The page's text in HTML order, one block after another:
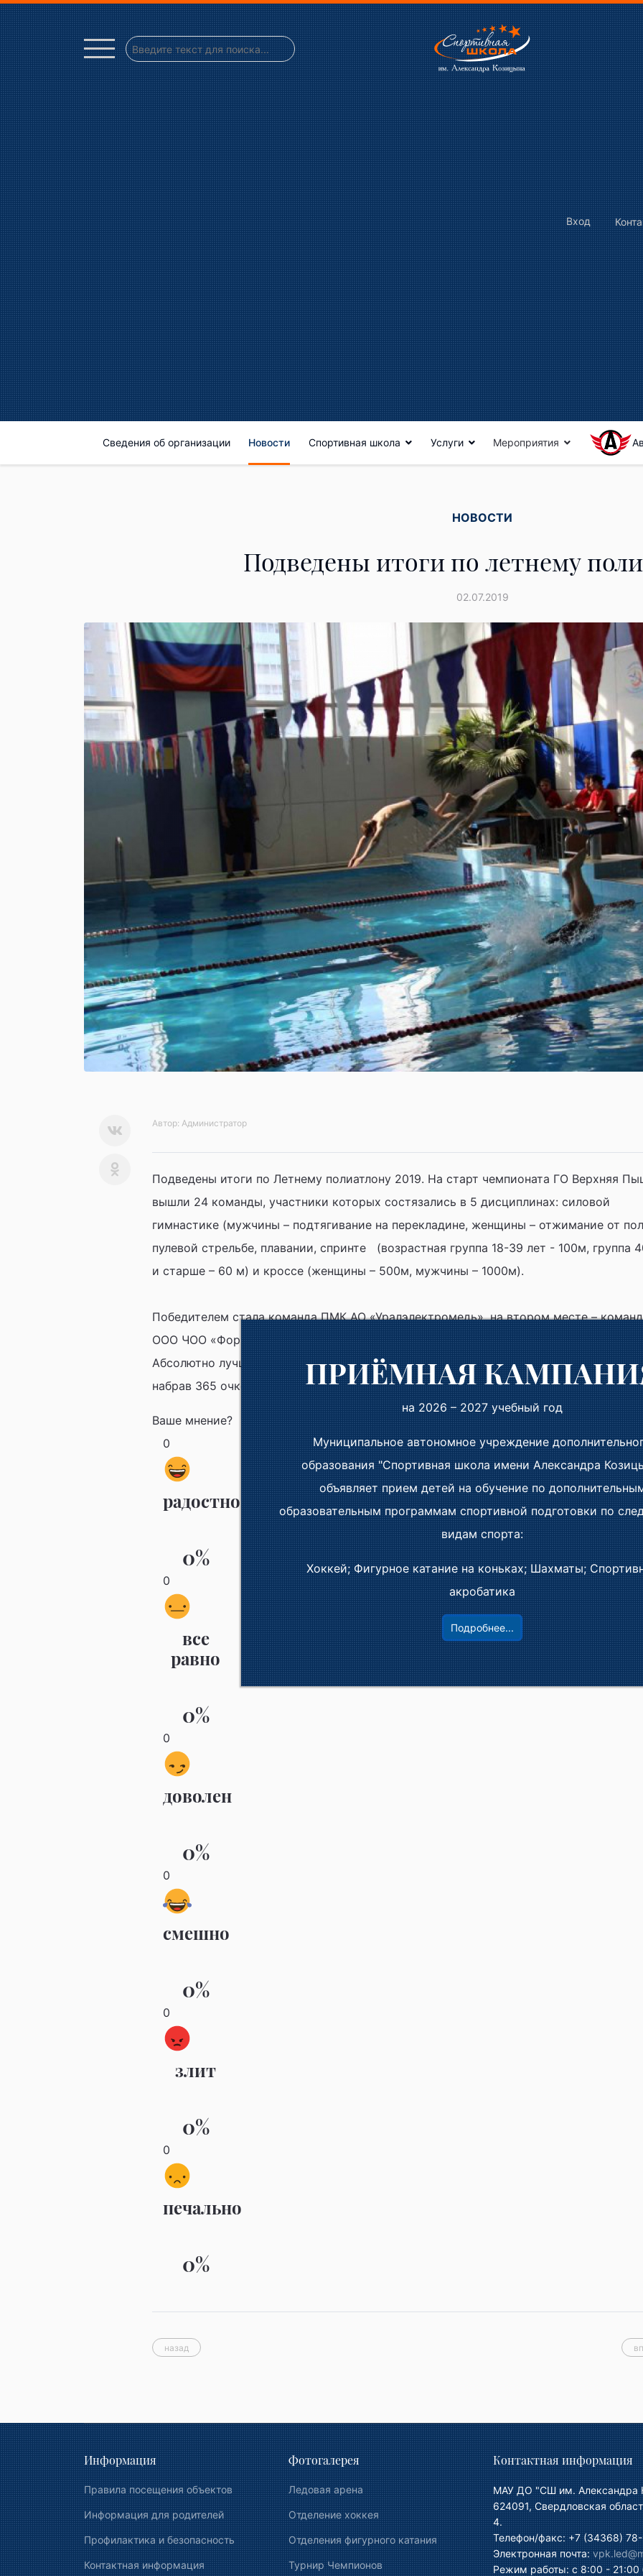
Вход
Сведения об организации Новости Спортивная школа Услуги Мероприятия
НОВОСТИ
Подведены итоги по летнему
02.07.2019
Автор: Администратор
Подведены итоги по Летнему полиатлону 2019. На старт чемпионата ГО Верхняя
вышли 24 команды, участники которых состязались в 5 дисциплинах: силовой
гимнастике (мужчины – подтягивание на перекладине, женщины – отжимание от
пулевой стрельбе, плавании, спринте (возрастная группа 18-39 лет - 100м, группа
и старше – 60 м) и кроссе (женщины – 500м, мужчины – 1000м).
Победителем стала команда ПМК АО «Уралэлектромедь», на втором месте –
ООО ЧОО «Форпост-УЭМ», на третьем - ООО «УЭМ-Теплосети».
Абсолютно лучший результат показал Мухаметов Вадим ЦЭМ (АО
набрав 365 очков.
Ваше мнение?
0
радостно
0%
0
все
равно
0%
0
доволен
0%
0
смешно
0%
0
злит
0%
0
печально
0%
назад
Информация
Правила посещения объектов
Информация для родителей
Профилактика и безопасность
Контактная информация
Фотогалерея
Ледовая арена
Отделение хоккея
Отделения фигурного катания
Турнир Чемпионов
Контактная информация
МАУ ДО "СШ им. Александра
624091, Свердловская
4.
Телефон/факс: +7 (34368)
Электронная почта:
Режим работы: с 8:00 - 21:00
ПРИЁМНАЯ
на 2026 – 2027 учебный год
Муниципальное автономное учреждение
образования "Спортивная школа имени Александра
объявляет прием детей на обучение по
образовательным программам спортивной подготовки по
видам спорта:
Хоккей; Фигурное катание на коньках; Шахматы;
акробатика
Подробнее...